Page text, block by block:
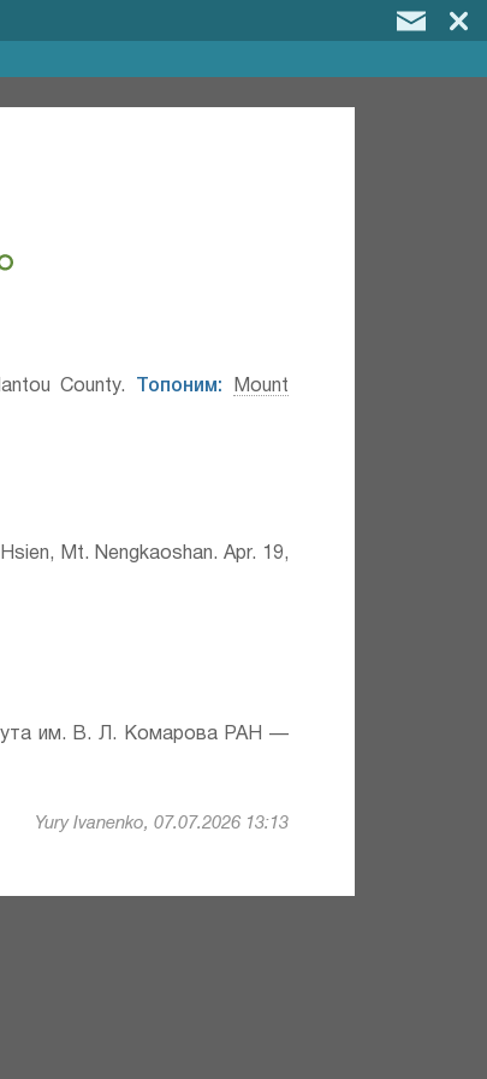
County. Топоним:
Mount
Mt. Nengkaoshan. Apr. 19,
им. В. Л. Комарова РАН —
Yury Ivanenko, 07.07.2026 13:13